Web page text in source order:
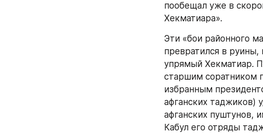
пообещал уже в
Хекматиара».
Эти «бои районного
превратился в руины,
упрямый Хекматиар.
старшим соратником
избранным
афганских таджиков)
афганских пуштунов,
Кабул его отряды